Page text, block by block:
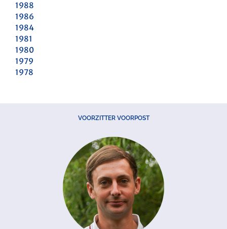
1988
1986
1984
1981
1980
1979
1978
VOORZITTER VOORPOST